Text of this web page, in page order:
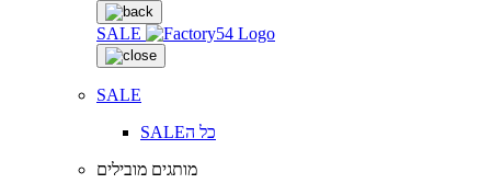
SALE
SALE
SALEכל ה
מותגים מובילים